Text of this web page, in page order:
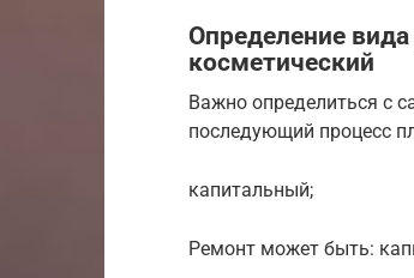
Определение
косметический
Важно определиться с
последующий процесс
капитальный;
Ремонт может быть: